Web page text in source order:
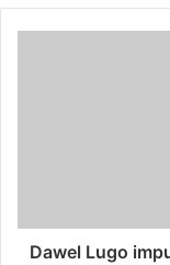
Dawel Lugo